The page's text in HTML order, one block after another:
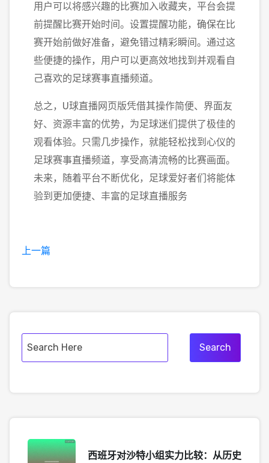
用户可以将感兴趣的比赛加入收藏夹，平台会提
前提醒比赛开始时间。设置提醒功能，确保在比
赛开始前做好准备，避免错过精彩瞬间。通过这
些便捷的操作，用户可以更高效地找到并观看自
己喜欢的足球赛事直播频道。
总之，U球直播网页版凭借其操作简便、界面友
好、资源丰富的优势，为足球迷们提供了极佳的
观看体验。只需几步操作，就能轻松找到心仪的
足球赛事直播频道，享受高清流畅的比赛画面。
未来，随着平台不断优化，足球爱好者们将能体
验到更加便捷、丰富的足球直播服务
上一篇
西班牙对沙特小组实力比较：从历史